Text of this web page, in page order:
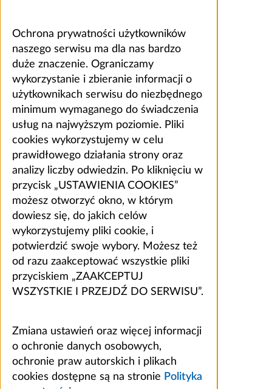
Ochrona prywatności użytkowników
naszego serwisu ma dla nas bardzo
duże znaczenie. Ograniczamy
wykorzystanie i zbieranie informacji o
użytkownikach serwisu do niezbędnego
minimum wymaganego do świadczenia
usług na najwyższym poziomie. Pliki
cookies wykorzystujemy w celu
prawidłowego działania strony oraz
analizy liczby odwiedzin. Po kliknięciu w
przycisk „USTAWIENIA COOKIES”
możesz otworzyć okno, w którym
dowiesz się, do jakich celów
wykorzystujemy pliki cookie, i
potwierdzić swoje wybory. Możesz też
od razu zaakceptować wszystkie pliki
przyciskiem „ZAAKCEPTUJ
WSZYSTKIE I PRZEJDŹ DO SERWISU”.
Zmiana ustawień oraz więcej informacji
o ochronie danych osobowych,
ochronie praw autorskich i plikach
cookies dostępne są na stronie Polityka